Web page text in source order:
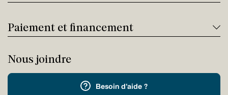
Paiement et financement
Nous joindre
Besoin d'aide ?